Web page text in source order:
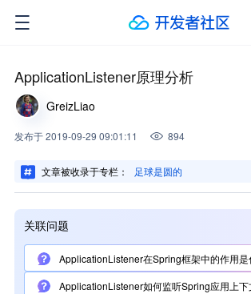
ApplicationListener原理分析
GreizLiao
发布于2019-09-29 09:01:11 894
文章被收录于专栏： 足球是圆的
关联问题
ApplicationListener在Spring框架中的作用是
ApplicationListener如何监听Spring应用上下